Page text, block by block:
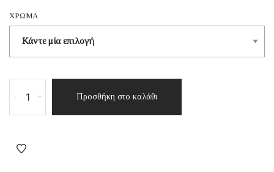
ΧΡΏΜΑ
-
Bomber
ποσότητα
+ Προσθήκη στο καλάθι